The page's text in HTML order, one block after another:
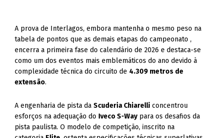
A prova de Interlagos, embora mantenha o mesmo peso na
tabela de pontos que as demais etapas do campeonato,
encerra a primeira fase do calendário de 2026 e destaca-se
como um dos eventos mais emblemáticos do ano devido à
complexidade técnica do circuito de 4.309 metros de
extensão.
A engenharia de pista daScuderia Chiarelli concentrou
esforços na adequação do Iveco S-Waypara os desafios da
pista paulista. O modelo de competição, inscrito na